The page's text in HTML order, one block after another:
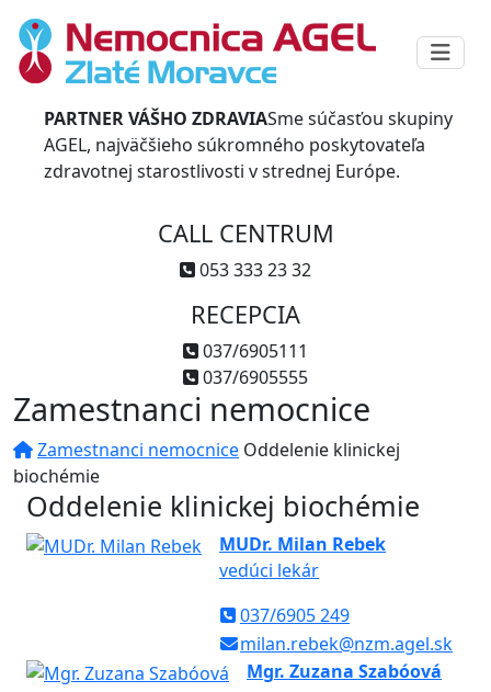
PARTNER VÁŠHO ZDRAVIASme súčasťou skupiny
AGEL, najväčšieho súkromného poskytovateľa
zdravotnej starostlivosti v strednej Európe.
CALL CENTRUM
053 333 23 32
RECEPCIA
037/6905111
037/6905555
Zamestnanci nemocnice
Zamestnanci nemocnice Oddelenie klinickej
biochémie
Oddelenie klinickej biochémie
MUDr. Milan Rebek
vedúci lekár
037/6905 249
milan.rebek@nzm.agel.sk
Mgr. Zuzana Szabóová